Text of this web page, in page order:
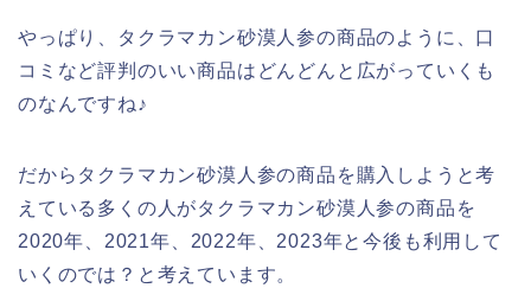
やっぱり、タクラマカン砂漠人参の商品のように、口
コミなど評判のいい商品はどんどんと広がっていくも
のなんですね♪
だからタクラマカン砂漠人参の商品を購入しようと考
えている多くの人がタクラマカン砂漠人参の商品を
2020年、2021年、2022年、2023年と今後も利用して
いくのでは？と考えています。